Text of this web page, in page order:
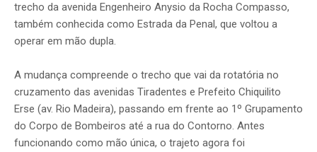
trecho da avenida Engenheiro Anysio da Rocha Compasso,
também conhecida como Estrada da Penal, que voltou a
operar em mão dupla.
A mudança compreende o trecho que vai da rotatória no
cruzamento das avenidas Tiradentes e Prefeito Chiquilito
Erse (av. Rio Madeira), passando em frente ao 1º Grupamento
do Corpo de Bombeiros até a rua do Contorno. Antes
funcionando como mão única, o trajeto agora foi